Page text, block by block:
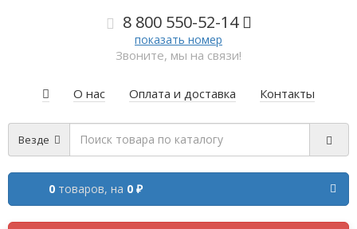
8 800 550-52-14
показать номер
Звоните, мы на связи!
О нас Оплата и доставка Контакты
Везде
0 товаров, на 0 ₽